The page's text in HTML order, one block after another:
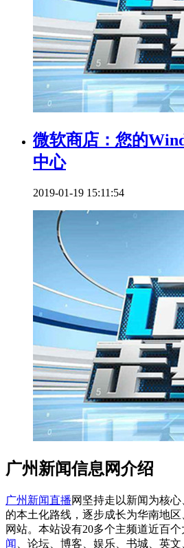
微软商店：您的
中心
2019-01-19 15:11:54
广州新闻信息网介绍
广州新闻直播网坚持走以新闻为核
的本土化路线，逐步成长为华南地
网站。本站设有20多个主频道近百
闻
、论坛、博客、娱乐、书城、英